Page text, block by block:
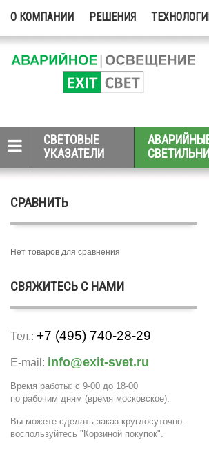
О КОМПАНИИ РЕШЕНИЯ
СВЕТОВЫЕ
УКАЗАТЕЛИ
СРАВНИТЬ
Нет товаров для сравнения
СВЯЖИТЕСЬ С НАМИ
Тел.: +7 (495) 740-28-29
E-mail: info@exit-svet.ru
Время работы: с 9-00 до 18-00
по рабочим дням (время московское).
Вы можете сделать заказ круглосуточно -
воспользуйтесь "Корзиной покупок".